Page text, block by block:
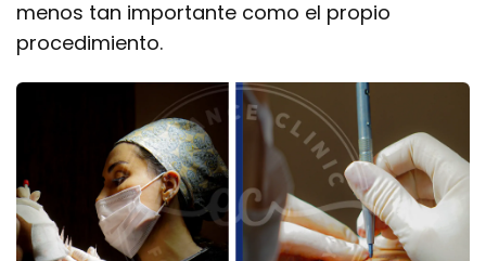
menos tan importante como el propio
procedimiento.